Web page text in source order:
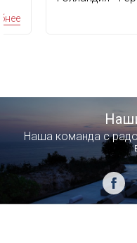
Наша команда с